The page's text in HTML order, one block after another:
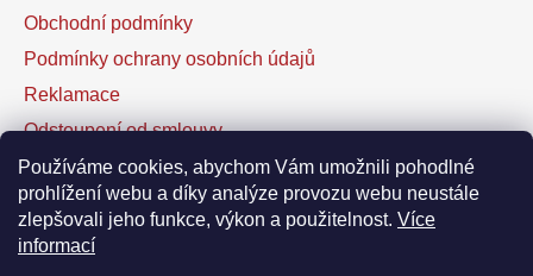
Používáme cookies, abychom Vám umožnili pohodlné
prohlížení webu a díky analýze provozu webu neustále
zlepšovali jeho funkce, výkon a použitelnost. Více
informací
Obchodní podmínky
Podmínky ochrany osobních údajů
Reklamace
Odstoupení od smlouvy
Kontaktní formulář
Facebook